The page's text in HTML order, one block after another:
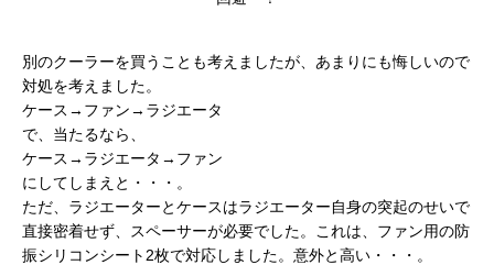
別のクーラーを買うことも考えましたが、あまりにも悔しいので
対処を考えました。
ケース→ファン→ラジエータ
で、当たるなら、
ケース→ラジエータ→ファン
にしてしまえと・・・。
ただ、ラジエーターとケースはラジエーター自身の突起のせいで
直接密着せず、スペーサーが必要でした。これは、ファン用の防
振シリコンシート2枚で対応しました。意外と高い・・・。